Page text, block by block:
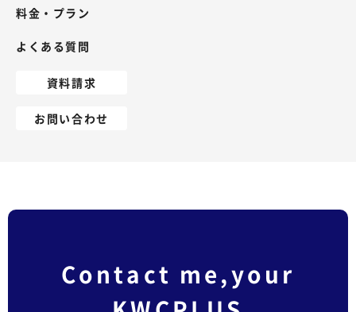
料金・プラン
よくある質問
資料請求
お問い合わせ
Contact me,your